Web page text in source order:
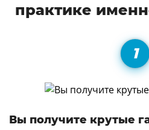
практике
Вы получите крутые